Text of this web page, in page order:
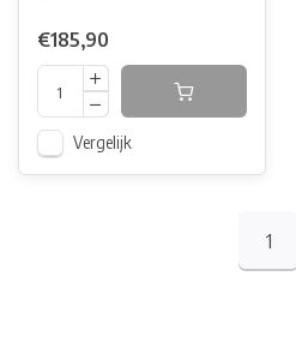
€185,90
Vergelijk
1